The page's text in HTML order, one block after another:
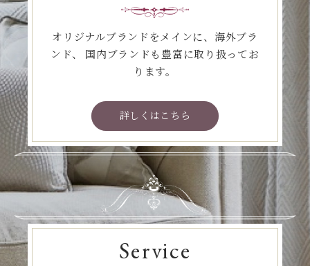
オリジナルブランドをメインに、海外ブラ
ンド、
国内ブランドも豊富に取り扱ってお
ります。
詳しくはこちら
Service